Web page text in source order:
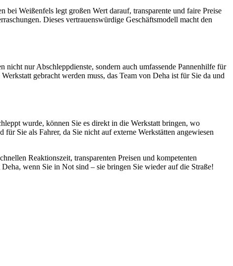
Weißenfels legt großen Wert darauf, transparente und faire Preise
Dieses vertrauenswürdige Geschäftsmodell macht den
nur Abschleppdienste, sondern auch umfassende Pannenhilfe für
gebracht werden muss, das Team von Deha ist für Sie da und
wurde, können Sie es direkt in die Werkstatt bringen, wo
Sie als Fahrer, da Sie nicht auf externe Werkstätten angewiesen
Reaktionszeit, transparenten Preisen und kompetenten
wenn Sie in Not sind – sie bringen Sie wieder auf die Straße!